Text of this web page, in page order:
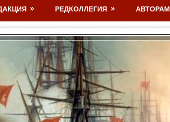
РЕДКОЛЛЕГИЯ АВТОРАМ